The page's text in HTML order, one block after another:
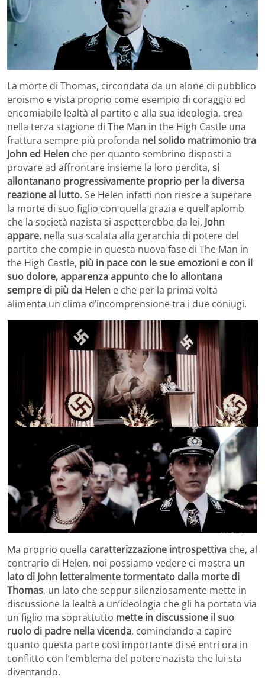
La morte di Thomas, circondata da un alone di pubblico
eroismo e vista proprio come esempio di coraggio ed
encomiabile lealtà al partito e alla sua ideologia, crea
nella terza stagione di The Man in the High Castle una
frattura sempre più profonda nel solido matrimonio tra
John ed Helen che per quanto sembrino disposti a
provare ad affrontare insieme la loro perdita, si
allontanano progressivamente proprio per la diversa
reazione al lutto. Se Helen infatti non riesce a superare
la morte di suo figlio con quella grazia e quell’aplomb
che la società nazista si aspetterebbe da lei, John
appare, nella sua scalata alla gerarchia di potere del
partito che compie in questa nuova fase di The Man in
the High Castle, più in pace con le sue emozioni e con il
suo dolore, apparenza appunto che lo allontana
sempre di più da Helen e che per la prima volta
alimenta un clima d’incomprensione tra i due coniugi.
Ma proprio quella caratterizzazione introspettiva che, al
contrario di Helen, noi possiamo vedere ci mostra un
lato di John letteralmente tormentato dalla morte di
Thomas, un lato che seppur silenziosamente mette in
discussione la lealtà a un’ideologia che gli ha portato via
un figlio ma soprattutto mette in discussione il suo
ruolo di padre nella vicenda, cominciando a capire
quanto questa parte così importante di sé entri ora in
conflitto con l’emblema del potere nazista che lui sta
diventando.